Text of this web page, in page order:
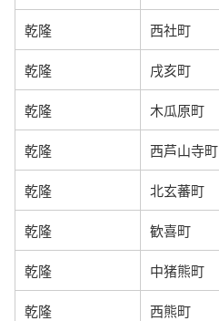
乾隆 西社町
乾隆 戌亥町
乾隆 木瓜原町
乾隆 西芦山寺町
乾隆 北玄蕃町
乾隆 歓喜町
乾隆 中猪熊町
乾隆 西熊町